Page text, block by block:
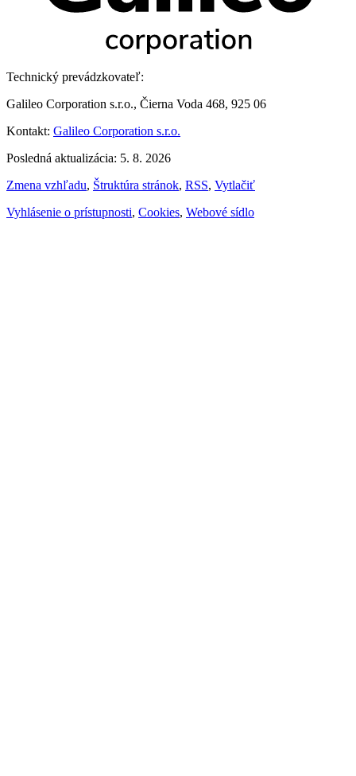
Technický prevádzkovateľ:
Galileo Corporation s.r.o., Čierna Voda 468, 925 06
Kontakt: Galileo Corporation s.r.o.
Posledná aktualizácia: 5. 8. 2026
Zmena vzhľadu, Štruktúra stránok, RSS, Vytlačiť
Vyhlásenie o prístupnosti, Cookies, Webové sídlo